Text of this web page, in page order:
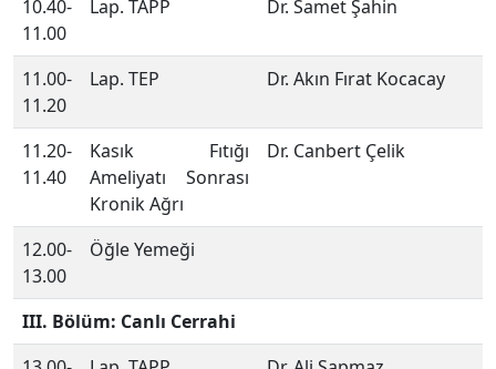
10.40-
11.00
Lap. TAPP Dr. Samet Şahin
11.00-
11.20
Lap. TEP Dr. Akın Fırat Kocacay
11.20-
11.40
Kasık Fıtığı
Ameliyatı Sonrası
Kronik Ağrı
Dr. Canbert Çelik
12.00-
13.00
Öğle Yemeği
III. Bölüm: Canlı Cerrahi